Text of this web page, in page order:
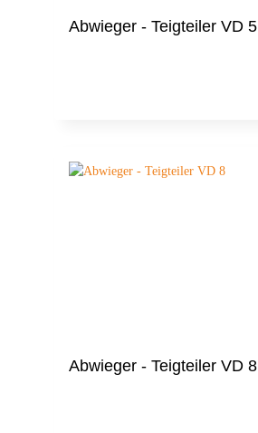
Abwieger - Teigteiler VD 5
Abwieger - Teigteiler VD 8